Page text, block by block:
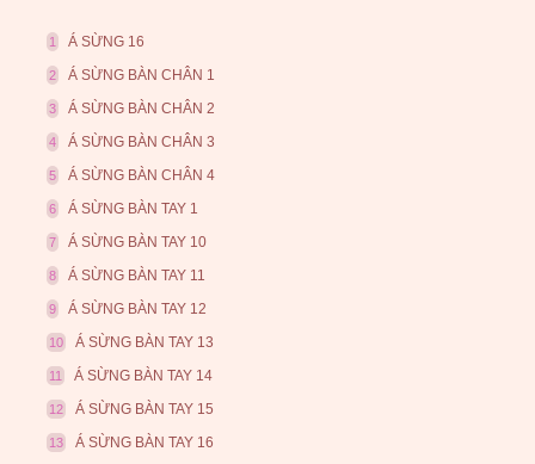
1 Á SỪNG 16
2 Á SỪNG BÀN CHÂN 1
3 Á SỪNG BÀN CHÂN 2
4 Á SỪNG BÀN CHÂN 3
5 Á SỪNG BÀN CHÂN 4
6 Á SỪNG BÀN TAY 1
7 Á SỪNG BÀN TAY 10
8 Á SỪNG BÀN TAY 11
9 Á SỪNG BÀN TAY 12
10 Á SỪNG BÀN TAY 13
11 Á SỪNG BÀN TAY 14
12 Á SỪNG BÀN TAY 15
13 Á SỪNG BÀN TAY 16